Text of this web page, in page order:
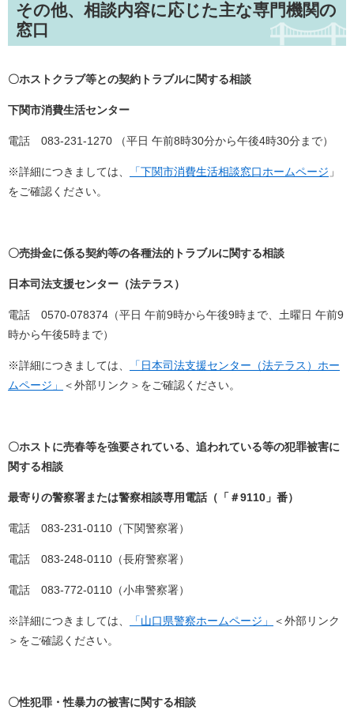
その他、相談内容に応じた主な専門機関の
窓口
〇ホストクラブ等との契約トラブルに関する相談
下関市消費生活センター
電話 083-231-1270 （平日 午前8時30分から午後4時30分まで）
※詳細につきましては、 「下関市消費生活相談窓口​ホームページ 」
をご確認ください。
〇売掛金に係る契約等の各種法的トラブルに関する相談
日本司法支援センター（法テラス）
電話 0570-078374（平日 午前9時から午後9時まで、土曜日 午前9
時から午後5時まで）
※詳細につきましては、
「日本司法支援センター（法テラス）ホー
ムページ」
＜外部リンク＞ をご確認ください。
〇ホストに売春等を強要されている、追われている等の犯罪被害に
関する相談
最寄りの警察署または警察相談専用電話（「＃9110」番）
電話 083-231-0110（下関警察署）
電話 083-248-0110（長府警察署）
電話 083-772-0110（小串警察署）
※詳細につきましては、 「山口県警察ホームページ」
＜外部リンク
＞ をご確認ください。
〇性犯罪・性暴力の被害に関する相談